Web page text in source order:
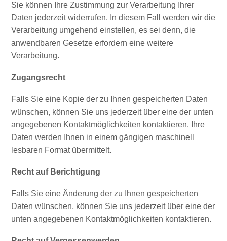
Pass
Service
Curaçao
Besuchen
Zölle
und
Gesundheit
im
Urlaub
-
Krankenhäuser
Geld,
und
Bestückung
Unterkünfte
Unternehmungen
Sie können Ihre Zustimmung zur Verarbeitung Ihrer
Daten jederzeit widerrufen. In diesem Fall werden wir die
Verarbeitung umgehend einstellen, es sei denn, die
anwendbaren Gesetze erfordern eine weitere
Verarbeitung.
Zugangsrecht
Falls Sie eine Kopie der zu Ihnen gespeicherten Daten
wünschen, können Sie uns jederzeit über eine der unten
angegebenen Kontaktmöglichkeiten kontaktieren. Ihre
Daten werden Ihnen in einem gängigen maschinell
lesbaren Format übermittelt.
Recht auf Berichtigung
Falls Sie eine Änderung der zu Ihnen gespeicherten
Daten wünschen, können Sie uns jederzeit über eine der
unten angegebenen Kontaktmöglichkeiten kontaktieren.